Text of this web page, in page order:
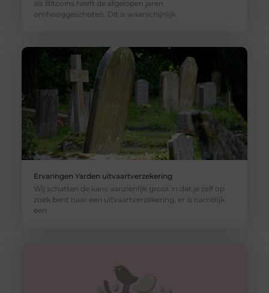
als Bitcoins heeft de afgelopen jaren
omhooggeschoten. Dit is waarschijnlijk
Ervaringen Yarden uitvaartverzekering
Wij schatten de kans aanzienlijk groot in dat je zelf op
zoek bent naar een uitvaartverzekering, er is namelijk
een